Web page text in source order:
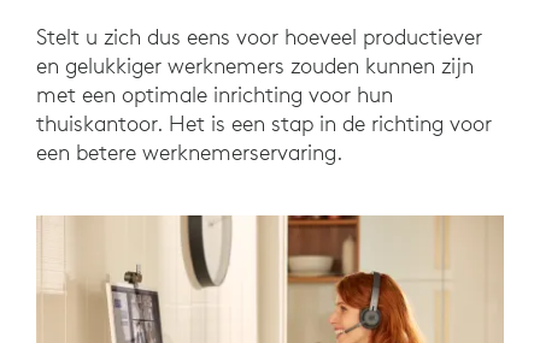
Stelt u zich dus eens voor hoeveel productiever
en gelukkiger werknemers zouden kunnen zijn
met een optimale inrichting voor hun
thuiskantoor. Het is een stap in de richting voor
een betere werknemerservaring.